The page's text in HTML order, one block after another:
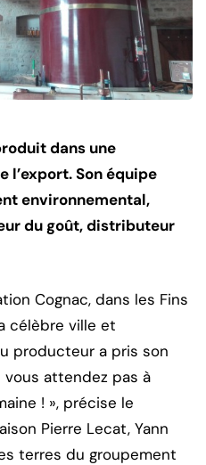
dans une
l’export. Son équipe
environnemental,
du goût, distributeur
Cognac, dans les Fins
célèbre ville et
producteur a pris son
vous attendez pas à
! », précise le
Pierre Lecat, Yann
terres du groupement